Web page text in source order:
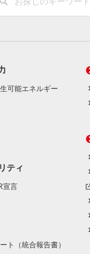
可能エネルギー
ティ
宣言
ト（統合報告書）